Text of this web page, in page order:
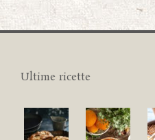
Ultime ricette